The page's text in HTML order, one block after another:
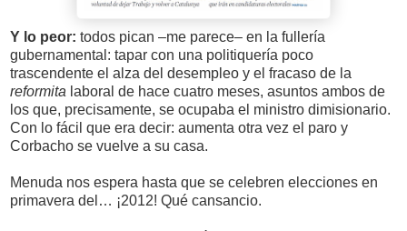
Y lo peor: todos pican –me parece– en la fullería
gubernamental: tapar con una politiquería poco
trascendente el alza del desempleo y el fracaso de la
reformita laboral de hace cuatro meses, asuntos ambos de
los que, precisamente, se ocupaba el ministro dimisionario.
Con lo fácil que era decir: aumenta otra vez el paro y
Corbacho se vuelve a su casa.
Menuda nos espera hasta que se celebren elecciones en
primavera del… ¡2012! Qué cansancio.